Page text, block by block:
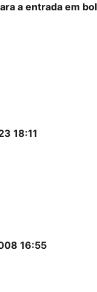
a entrada em
18:11
16:55